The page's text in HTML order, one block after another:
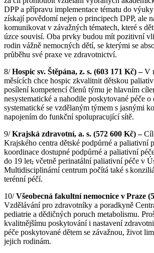
DPP a přípravu implementace tématu do
získají povědomí nejen o principech DPP, ale
komunikovat v závažných tématech, které s
úzce souvisí. Oba prvky budou mít pozitivní
rodin vážně nemocných dětí, se kterými se
průběhu své praxe ve zdravotnictví.
8/Hospic sv. Štěpána, z. s. (603 171 Kč) –V
měsících chce hospic zkvalitnit dětskou
posílení kompetencí členů týmu je hlavním
nesystematické a nahodile poskytované péče o
systematické se vzdělaným týmem s jasnými
napojením do funkční spolupracující sítě.
9/Krajská zdravotní, a. s. (572 600 Kč) –
Krajského centra dětské podpůrné a paliativní
koordinace dostupné podpůrné a paliativní
do 19 let, včetně perinatální paliativní péče v
Multidisciplinární centrum počítá také s
terénní péčí.
10/Všeobecná fakultní nemocnice v Praze
Vzdělávání pro zdravotníky a poradkyně
pediatrie a dědičných poruch metabolismu.
kvalitnějšímu poskytování i nastavení
péče poskytované dětem se závažnou, život
jejich rodinám.